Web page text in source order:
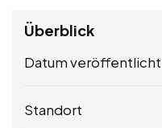
Überblick
Datum veröffentlicht
Standort